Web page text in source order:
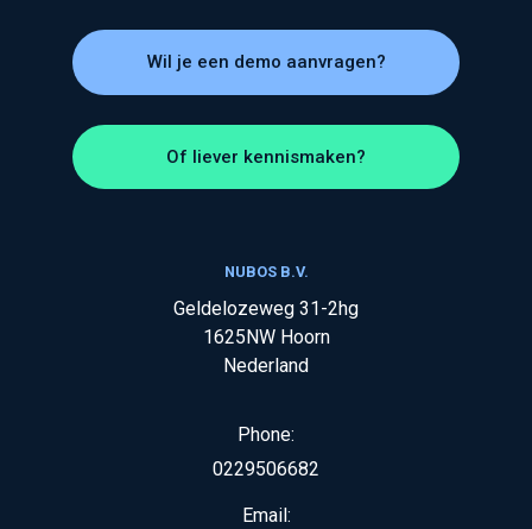
Wil je een demo aanvragen?
Of liever kennismaken?
NUBOS B.V.
Geldelozeweg 31-2hg
1625NW Hoorn
Nederland
Phone:
0229506682
Email: